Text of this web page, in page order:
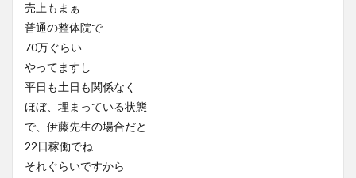
売上もまぁ
普通の整体院で
70万ぐらい
やってますし
平日も土日も関係なく
ほぼ、埋まっている状態
で、伊藤先生の場合だと
22日稼働でね
それぐらいですから